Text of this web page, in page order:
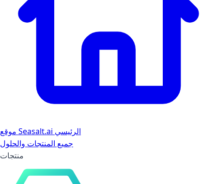
موقع Seasalt.ai الرئيسي
جميع المنتجات والحلول
منتجات